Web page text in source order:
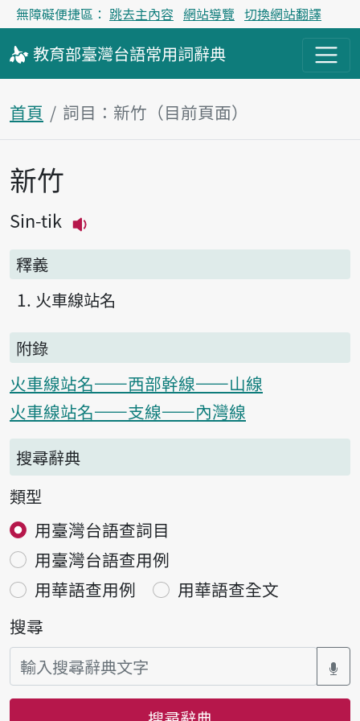
無障礙便捷區： 跳去主內容 網站導覽 切換網站翻譯
教育部臺灣台語常用詞辭典
首頁 詞目：新竹（目前頁面）
主內容區塊
新竹
Sin-tik
釋義
火車線站名
附錄
火車線站名——西部幹線——山線
火車線站名——支線——內灣線
搜尋辭典
類型
用臺灣台語查詞目
用臺灣台語查用例
用華語查用例
用華語查全文
搜尋